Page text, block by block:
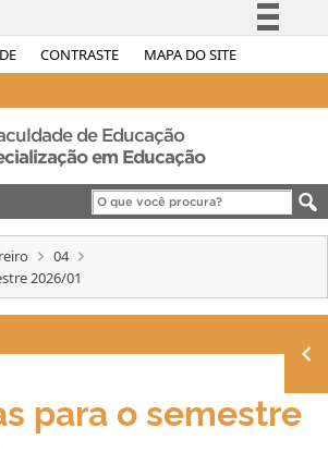
CONTRASTE MAPA DO SITE
Simplifique!
Acesso à informação
Legislação
Canais
de Educação
em Educação
04
2026/01
para o semestre